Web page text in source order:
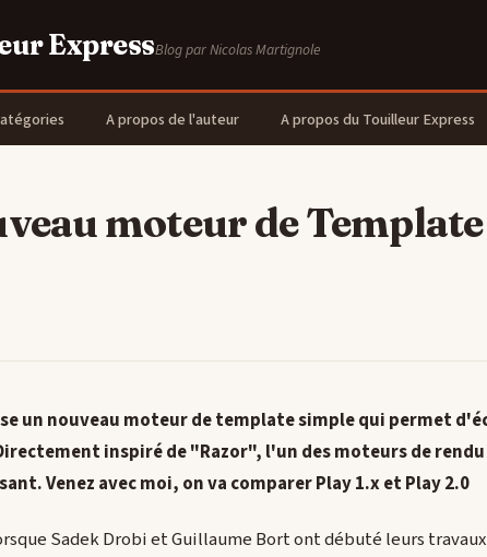
ExpressBlog par Nicolas Martignole
A propos de l'auteur A propos du Touilleur Express
moteur de
un nouveau moteur de template simple qui permet
inspiré de "Razor", l'un des moteurs de rendu
Venez avec moi, on va comparer Play 1.x et Play 2.0
Sadek Drobi et Guillaume Bort ont débuté leurs